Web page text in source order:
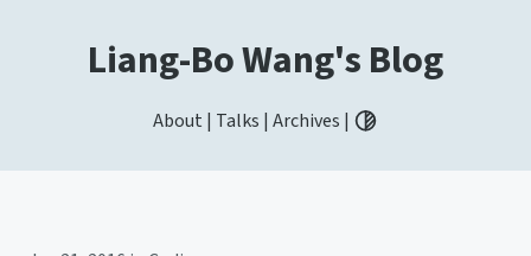
Liang-Bo Wang's Blog
About | Talks | Archives |